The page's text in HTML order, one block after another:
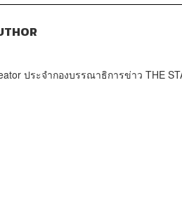
ประจำกองบรรณาธิการข่าว THE